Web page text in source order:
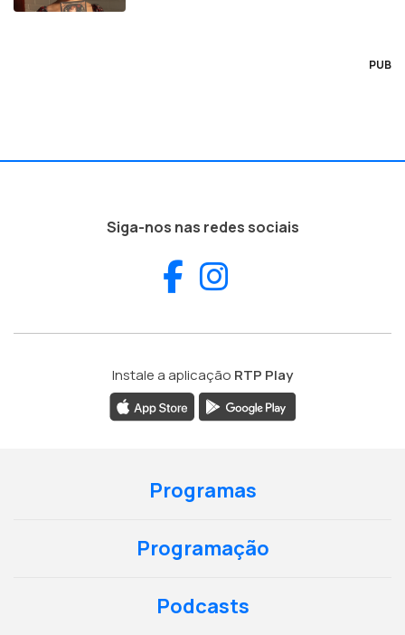
PUB
Siga-nos nas redes sociais
Facebook
Instale a aplicação RTP Play
Programas
Programação
Podcasts